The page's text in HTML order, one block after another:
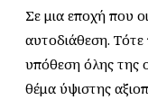
Σε μια εποχή που
αυτοδιάθεση.
υπόθεση όλης της
θέμα ύψιστης